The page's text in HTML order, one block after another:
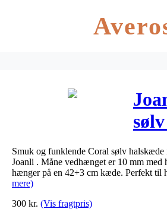
Smuk og funklende Coral sølv halskæde
Joanli . Måne vedhænget er 10 mm med
hænger på en 42+3 cm kæde. Perfekt til
mere)
300 kr. (Vis fragtpris)